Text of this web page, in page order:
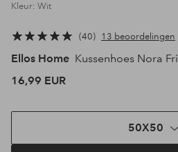
Kleur: Wit
40 13 beoordelingen
Ellos Home Kussenhoes Nora Frill
16,99 EUR
50X50